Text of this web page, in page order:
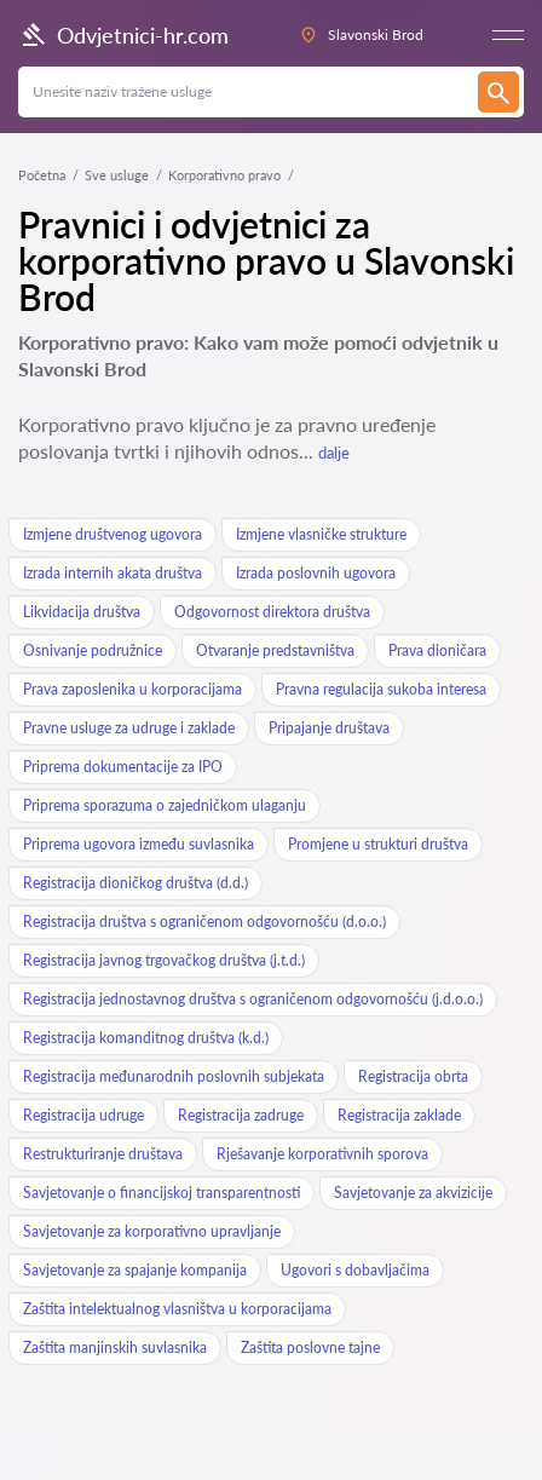
Odvjetnici-hr.com Slavonski Brod
Početna Sve usluge Korporativno pravo
Pravnici i odvjetnici za
korporativno pravo u Slavonski
Brod
Korporativno pravo: Kako vam može pomoći odvjetnik u
Slavonski Brod
Korporativno pravo ključno je za pravno uređenje
poslovanja tvrtki i njihovih odnos... dalje
Izmjene društvenog ugovora Izmjene vlasničke strukture
Izrada internih akata društva Izrada poslovnih ugovora
Likvidacija društva Odgovornost direktora društva
Osnivanje podružnice Otvaranje predstavništva Prava dioničara
Prava zaposlenika u korporacijama Pravna regulacija sukoba interesa
Pravne usluge za udruge i zaklade Pripajanje društava
Priprema dokumentacije za IPO
Priprema sporazuma o zajedničkom ulaganju
Priprema ugovora između suvlasnika Promjene u strukturi društva
Registracija dioničkog društva (d.d.)
Registracija društva s ograničenom odgovornošću (d.o.o.)
Registracija javnog trgovačkog društva (j.t.d.)
Registracija jednostavnog društva s ograničenom odgovornošću (j.d.o.o.)
Registracija komanditnog društva (k.d.)
Registracija međunarodnih poslovnih subjekata Registracija obrta
Registracija udruge Registracija zadruge Registracija zaklade
Restrukturiranje društava Rješavanje korporativnih sporova
Savjetovanje o financijskoj transparentnosti Savjetovanje za akvizicije
Savjetovanje za korporativno upravljanje
Savjetovanje za spajanje kompanija Ugovori s dobavljačima
Zaštita intelektualnog vlasništva u korporacijama
Zaštita manjinskih suvlasnika Zaštita poslovne tajne